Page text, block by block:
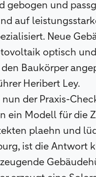
gebogen und
auf
Neue
optisch
Baukörper
Heribert Ley.
der Praxis-
ein Modell für die
plaehn und
ist die Antwort